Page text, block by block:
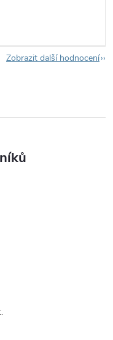
Zobrazit další hodnocení